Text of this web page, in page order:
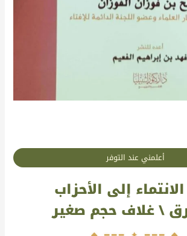
إلى الأحزاب
\ غلاف حجم صغير
أعلمني عند التوفر